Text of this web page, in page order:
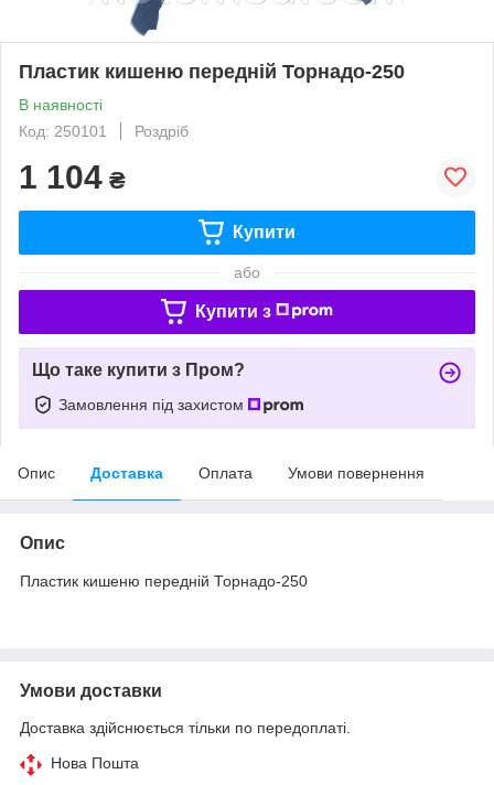
Пластик кишеню передній Торнадо-250
В наявності
Код: 250101
Роздріб
1 104 ₴
Купити
або
Купити з
Що таке купити з Пром?
Замовлення під захистом
Опис Доставка Оплата Умови повернення
Опис
Пластик кишеню передній Торнадо-250
Умови доставки
Доставка здійснюється тільки по передоплаті.
Нова Пошта